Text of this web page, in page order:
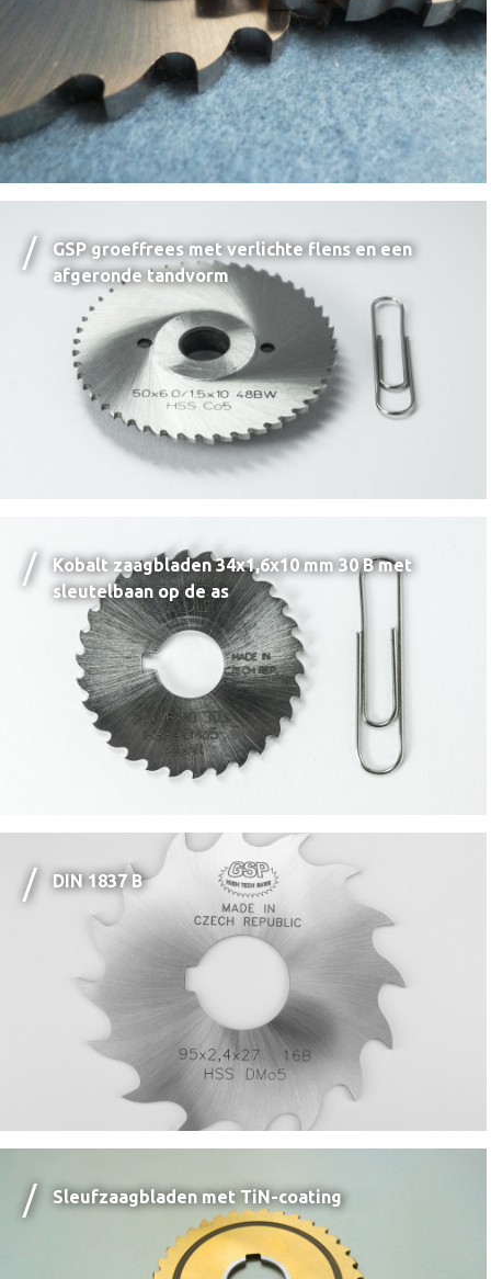
GSP groeffrees met verlichte flens en een
afgeronde tandvorm
Kobalt zaagbladen 34x1,6x10 mm 30 B met
sleutelbaan op de as
DIN 1837 B
Sleufzaagbladen met TiN-coating